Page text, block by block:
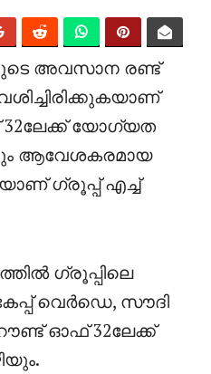
അവസാന രണ്ട്
യോഗ്യത
ആവേശകരമായ
ഗ്രൂപ്പ്‌ എച്ച്
ഗ്രൂപ്പിലെ
വെർഡെ, സൗദി
ഓഫ് 32ലേക്ക്